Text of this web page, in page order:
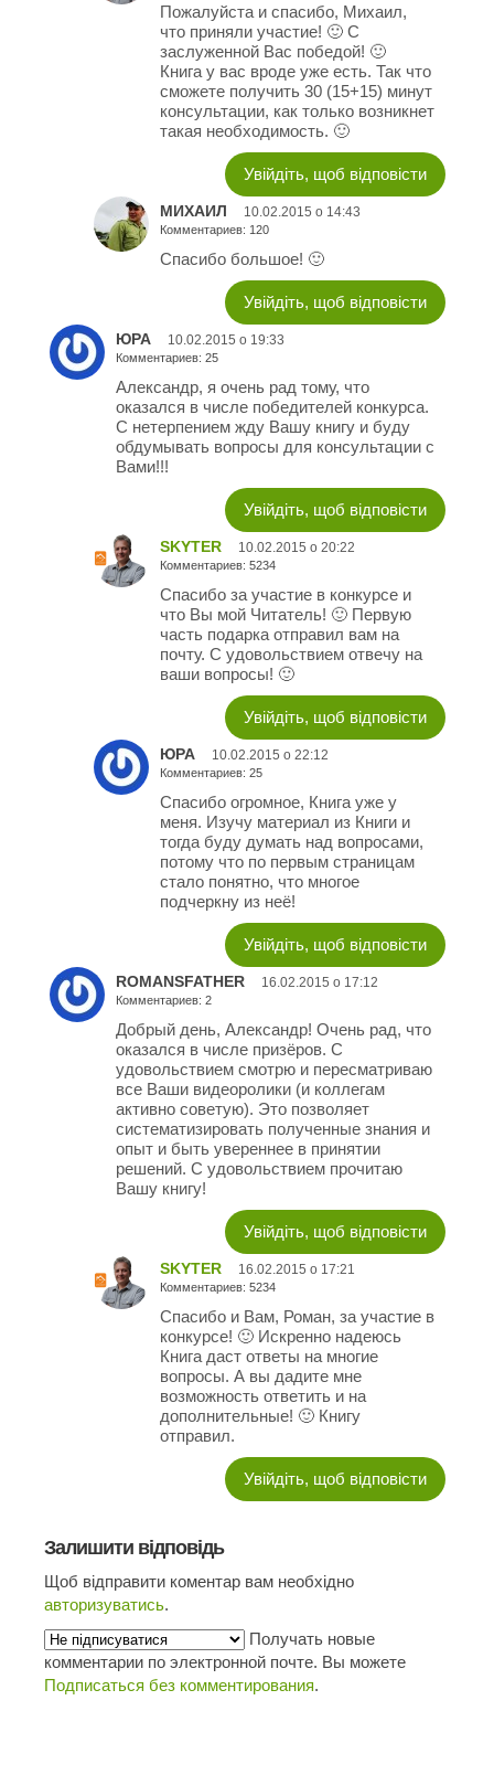
Пожалуйста и спасибо, Михаил,
что приняли участие! 🙂 С
заслуженной Вас победой! 🙂
Книга у вас вроде уже есть. Так что
сможете получить 30 (15+15) минут
консультации, как только возникнет
такая необходимость. 🙂
Увійдіть, щоб відповісти
МИХАИЛ 10.02.2015 о 14:43
Комментариев: 120
Спасибо большое! 🙂
Увійдіть, щоб відповісти
ЮРА 10.02.2015 о 19:33
Комментариев: 25
Александр, я очень рад тому, что
оказался в числе победителей конкурса.
С нетерпением жду Вашу книгу и буду
обдумывать вопросы для консультации с
Вами!!!
Увійдіть, щоб відповісти
SKYTER 10.02.2015 о 20:22
Комментариев: 5234
Спасибо за участие в конкурсе и
что Вы мой Читатель! 🙂 Первую
часть подарка отправил вам на
почту. С удовольствием отвечу на
ваши вопросы! 🙂
Увійдіть, щоб відповісти
ЮРА 10.02.2015 о 22:12
Комментариев: 25
Спасибо огромное, Книга уже у
меня. Изучу материал из Книги и
тогда буду думать над вопросами,
потому что по первым страницам
стало понятно, что многое
подчеркну из неё!
Увійдіть, щоб відповісти
ROMANSFATHER 16.02.2015 о 17:12
Комментариев: 2
Добрый день, Александр! Очень рад, что
оказался в числе призёров. С
удовольствием смотрю и пересматриваю
все Ваши видеоролики (и коллегам
активно советую). Это позволяет
систематизировать полученные знания и
опыт и быть увереннее в принятии
решений. С удовольствием прочитаю
Вашу книгу!
Увійдіть, щоб відповісти
SKYTER 16.02.2015 о 17:21
Комментариев: 5234
Спасибо и Вам, Роман, за участие в
конкурсе! 🙂 Искренно надеюсь
Книга даст ответы на многие
вопросы. А вы дадите мне
возможность ответить и на
дополнительные! 🙂 Книгу
отправил.
Увійдіть, щоб відповісти
Залишити відповідь
Щоб відправити коментар вам необхідно
авторизуватись.
Получать новые
комментарии по электронной почте. Вы можете
Подписаться без комментирования.